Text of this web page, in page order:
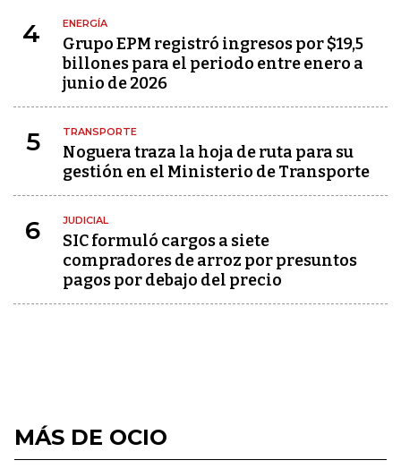
4 ENERGÍA
Grupo EPM registró ingresos por $19,5
billones para el periodo entre enero a
junio de 2026
5 TRANSPORTE
Noguera traza la hoja de ruta para su
gestión en el Ministerio de Transporte
6 JUDICIAL
SIC formuló cargos a siete
compradores de arroz por presuntos
pagos por debajo del precio
MÁS DE OCIO